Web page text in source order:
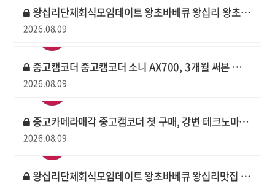
왕십리단체회식모임데이트 왕초바베큐 왕십리 왕초바베큐, 소곱창 바베큐에 반해버린 날!
2026.08.09
중고캠코더 중고캠코더 소니 AX700, 3개월 써본 솔직 후기
2026.08.09
중고카메라매각 중고캠코더 첫 구매, 강변 테크노마트에서 해결했어요
2026.08.09
왕십리단체회식모임데이트 왕초바베큐 왕십리맛집 왕초바베큐, 곱창+바베큐 조합에 반했어!